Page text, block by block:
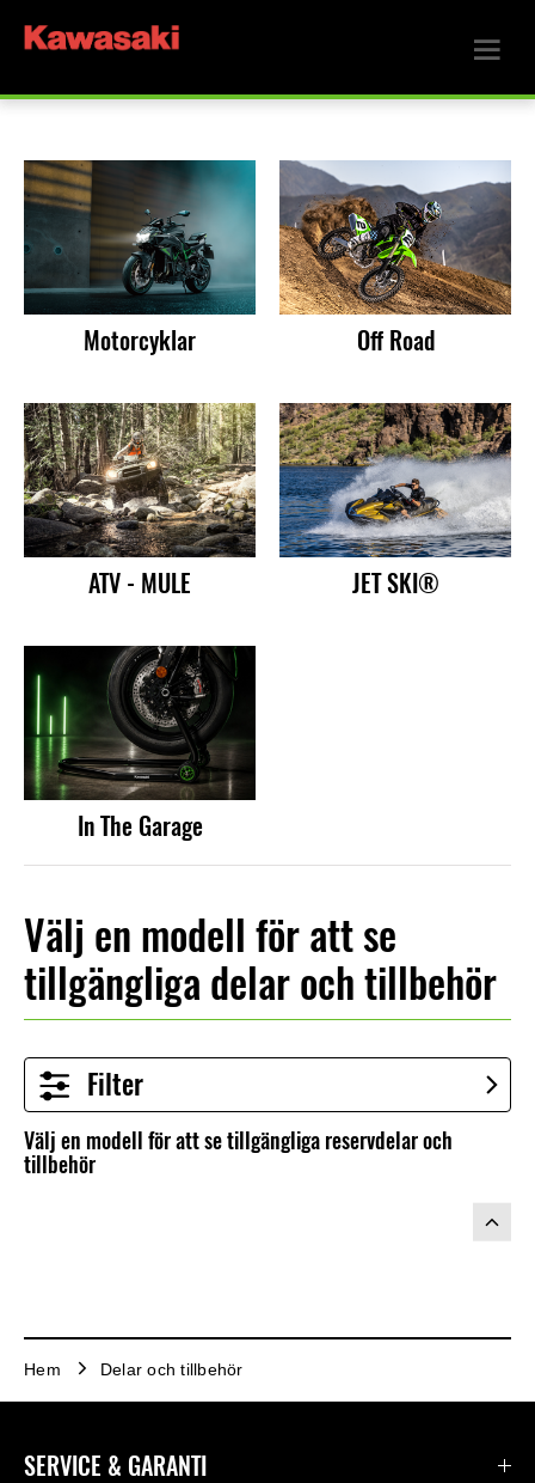
Motorcyklar Off Road
ATV - MULE JET SKI®
In The Garage
Välj en modell för att se
tillgängliga delar och tillbehör
Filter
Välj en modell för att se tillgängliga reservdelar och
tillbehör
Hem Delar och tillbehör
SERVICE & GARANTI